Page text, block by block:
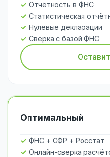
Отчётность в ФНС
Статистическая
Нулевые декларации
Сверка с базой ФНС
Оптимальный
ФНС + СФР + Росстат
Онлайн-сверка